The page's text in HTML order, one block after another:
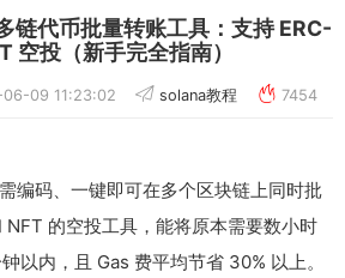
链代币批量转账工具：支持 ERC-
空投（新手完全指南）
09 11:23:02 solana教程 7454
编码、一键即可在多个区块链上同时批
NFT 的空投工具，能将原本需要数小时
以内，且 Gas 费平均节省 30% 以上。